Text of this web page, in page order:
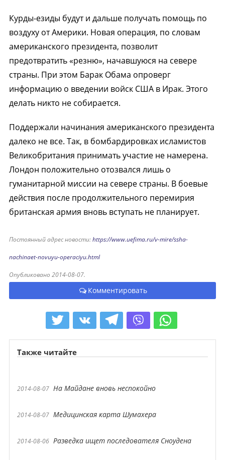
Курды-езиды будут и дальше получать помощь по
воздуху от Америки. Новая операция, по словам
американского президента, позволит
предотвратить «резню», начавшуюся на севере
страны. При этом Барак Обама опроверг
информацию о введении войск США в Ирак. Этого
делать никто не собирается.
Поддержали начинания американского президента
далеко не все. Так, в бомбардировках исламистов
Великобритания принимать участие не намерена.
Лондон положительно отозвался лишь о
гуманитарной миссии на севере страны. В боевые
действия после продолжительного перемирия
британская армия вновь вступать не планирует.
Постоянный адрес новости:https://www.uefima.ru/v-mire/ssha-
nachinaet-novuyu-operaciyu.html
Опубликовано 2014-08-07.
Комментировать
Также читайте
2014-08-07 На Майдане вновь неспокойно
2014-08-07 Медицинская карта Шумахера
2014-08-06 Разведка ищет последователя Сноудена